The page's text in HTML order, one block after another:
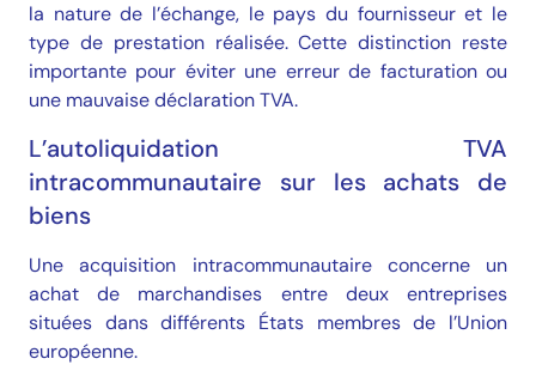
la nature de l’échange, le pays du fournisseur et le
type de prestation réalisée. Cette distinction reste
importante pour éviter une erreur de facturation ou
une mauvaise déclaration TVA.
L’autoliquidation TVA
intracommunautaire sur les achats de
biens
Une acquisition intracommunautaire concerne un
achat de marchandises entre deux entreprises
situées dans différents États membres de l’Union
européenne.